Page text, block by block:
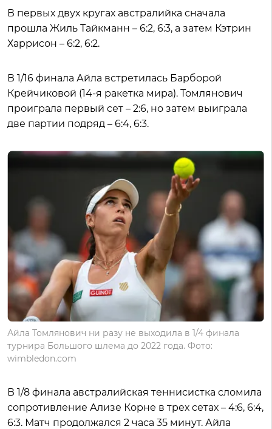
В первых двух кругах австралийка сначала
прошла Жиль Тайкманн – 6:2, 6:3, а затем Кэтрин
Харрисон – 6:2, 6:2.
В 1/16 финала Айла встретилась Барборой
Крейчиковой (14-я ракетка мира). Томлянович
проиграла первый сет – 2:6, но затем выиграла
две партии подряд – 6:4, 6:3.
Айла Томлянович ни разу не выходила в 1/4 финала
турнира Большого шлема до 2022 года. Фото:
wimbledon.com
В 1/8 финала австралийская теннисистка сломила
сопротивление Ализе Корне в трех сетах – 4:6, 6:4,
6:3. Матч продолжался 2 часа 35 минут. Айла